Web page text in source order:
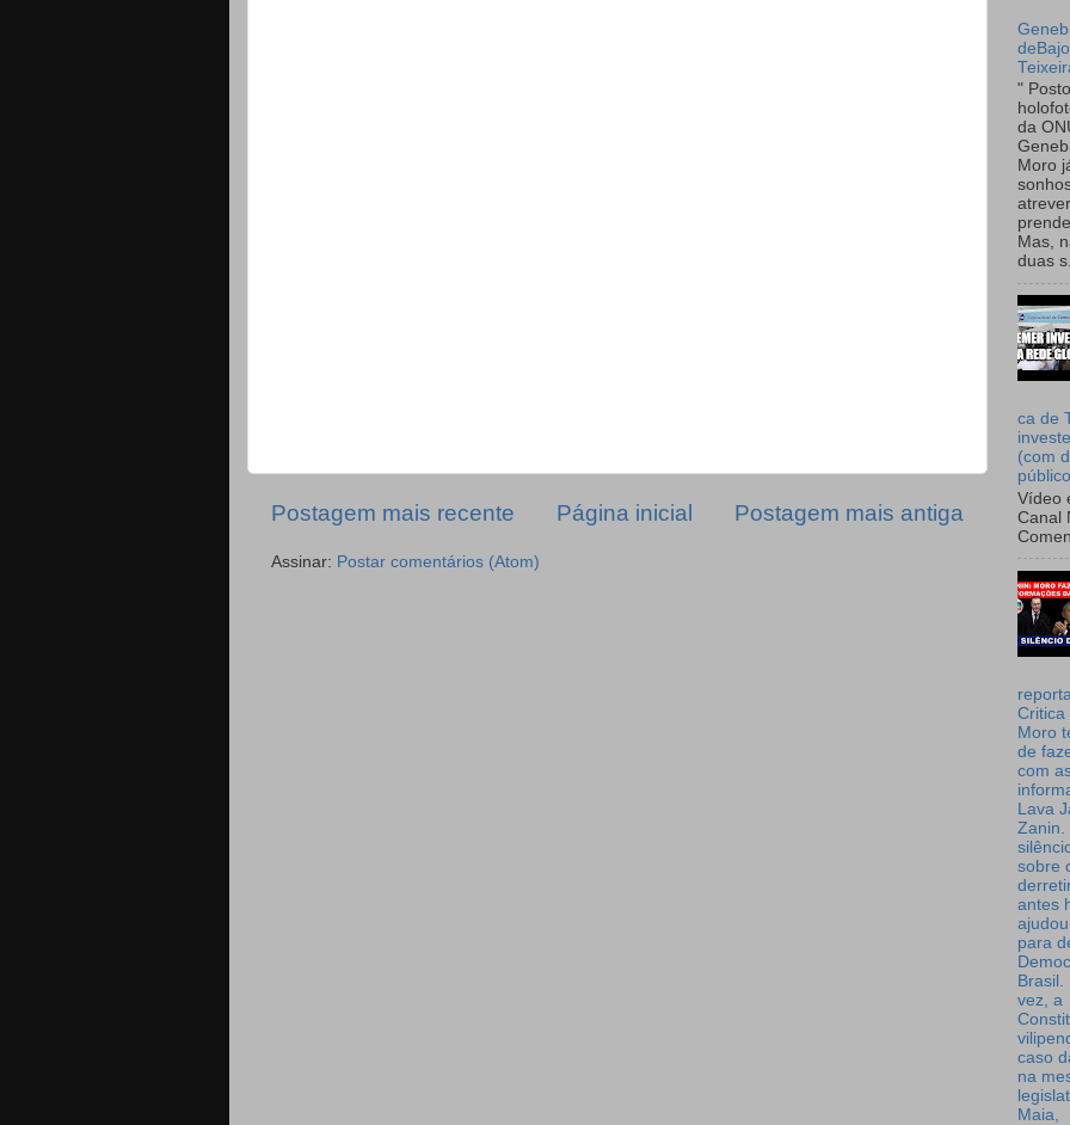
Postagem mais recente Postagem mais antiga
Página inicial
Assinar: Postar comentários (Atom)
"
da
Moro
Mas,
duas
ca de
(com
Vídeo
Canal
Critica
Moro
de
com
Lava
Zanin.
sobre
antes
para
Brasil.
vez, a
caso
na
Maia,